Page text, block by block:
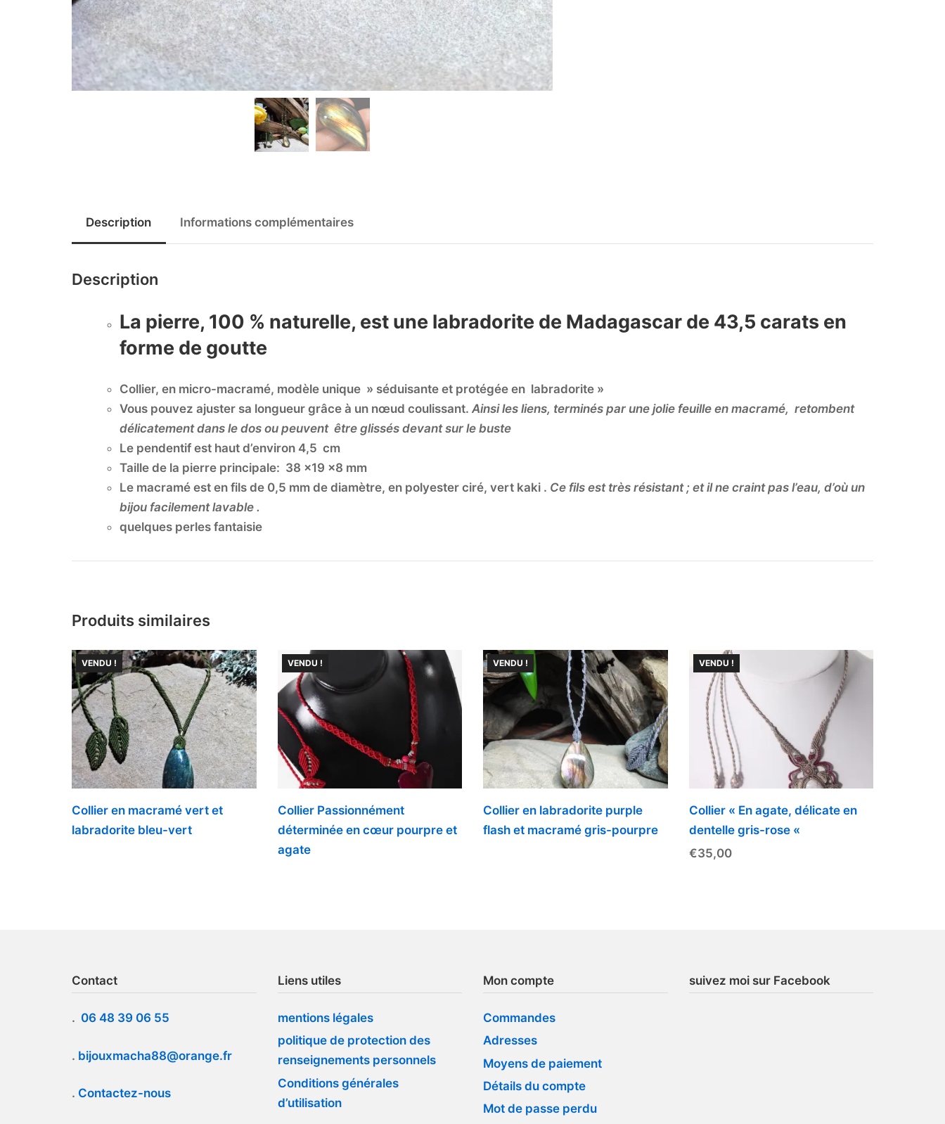
Description Informations complémentaires
Description
La pierre, 100 % naturelle, est une labradorite de Madagascar de 43,5 carats en
forme de goutte
Collier, en micro-macramé, modèle unique » séduisante et protégée en labradorite »
Vous pouvez ajuster sa longueur grâce à un nœud coulissant. Ainsi les liens, terminés par une jolie feuille en macramé, retombent
délicatement dans le dos ou peuvent être glissés devant sur le buste
Le pendentif est haut d’environ 4,5 cm
Taille de la pierre principale: 38 x19 x8 mm
Le macramé est en fils de 0,5 mm de diamètre, en polyester ciré, vert kaki . Ce fils est très résistant ; et il ne craint pas l’eau, d’où un
bijou facilement lavable .
quelques perles fantaisie
Produits similaires
VENDU !
Collier en macramé vert et
labradorite bleu-vert
VENDU !
Collier Passionnément
déterminée en cœur pourpre et
agate
VENDU !
Collier en labradorite purple
flash et macramé gris-pourpre
VENDU !
Collier « En agate, délicate en
dentelle gris-rose «
€35,00
Contact
. 06 48 39 06 55
. bijouxmacha88@orange.fr
. Contactez-nous
Liens utiles
mentions légales
politique de protection des
renseignements personnels
Conditions générales
d’utilisation
Mon compte
Commandes
Adresses
Moyens de paiement
Détails du compte
Mot de passe perdu
suivez moi sur Facebook